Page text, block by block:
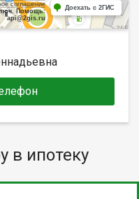
соглашение
Помощь:
api@2gis.ru
Доехать с 2ГИС
в ипотеку